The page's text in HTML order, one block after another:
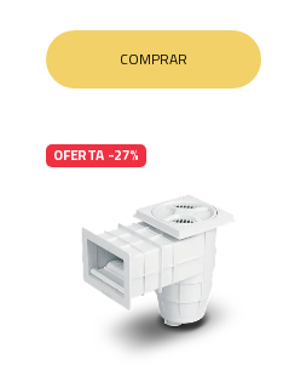
COMPRAR
OFERTA -27%